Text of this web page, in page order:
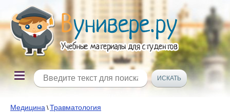
Медицина \Травматология